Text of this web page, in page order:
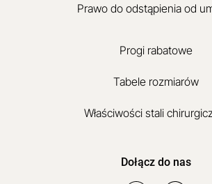
Prawo do odstąpienia od
Progi rabatowe
Tabele rozmiarów
Właściwości stali
Dołącz do nas